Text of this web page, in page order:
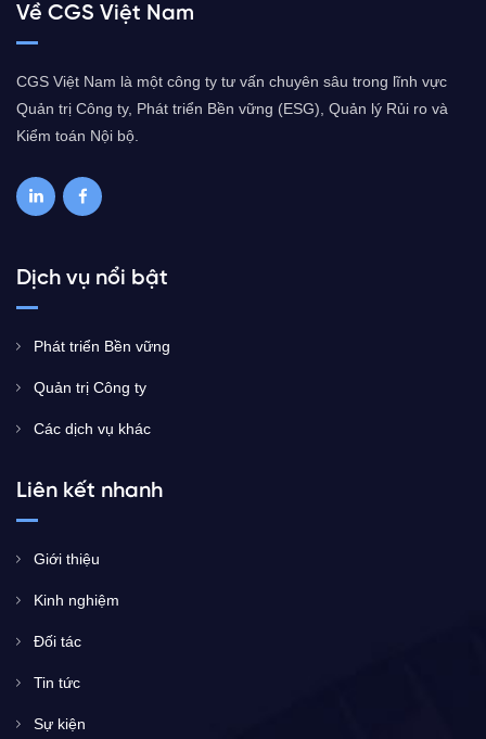
Về CGS Việt Nam
CGS Việt Nam là một công ty tư vấn chuyên sâu trong lĩnh vực
Quản trị Công ty, Phát triển Bền vững (ESG), Quản lý Rủi ro và
Kiểm toán Nội bộ.
Dịch vụ nổi bật
Phát triển Bền vững
Quản trị Công ty
Các dịch vụ khác
Liên kết nhanh
Giới thiệu
Kinh nghiệm
Đối tác
Tin tức
Sự kiện